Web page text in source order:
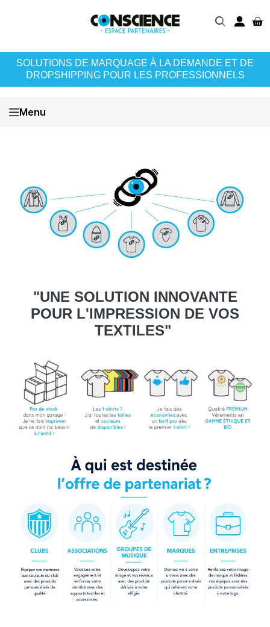
SOLUTIONS DE MARQUAGE À LA DEMANDE ET DE
DROPSHIPPING POUR LES PROFESSIONNELS
Menu
"UNE SOLUTION INNOVANTE
POUR L'IMPRESSION DE VOS
TEXTILES"